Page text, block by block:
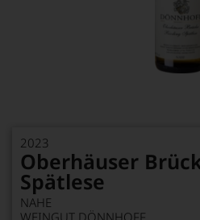
2023
Oberhäuser
Spätlese
NAHE
WEINGUT DÖNNHOFF